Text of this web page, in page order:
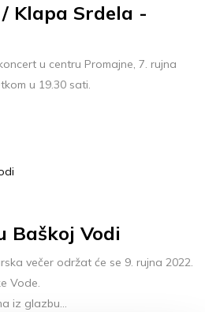
Klapa Srdela -
u centru Promajne, 7. rujna
u 19.30 sati.
Baškoj Vodi
večer održat će se 9. rujna 2022.
Vode.
iz glazbu...